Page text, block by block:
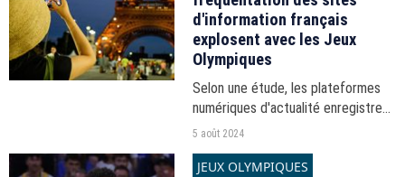
d'information français
explosent avec les Jeux
Olympiques
Selon une étude, les plateformes
numériques d'actualité enregistrent
une augmentation de 42% de plus
Tokyo en 2021.
5 août 2024
JEUX OLYMPIQUES